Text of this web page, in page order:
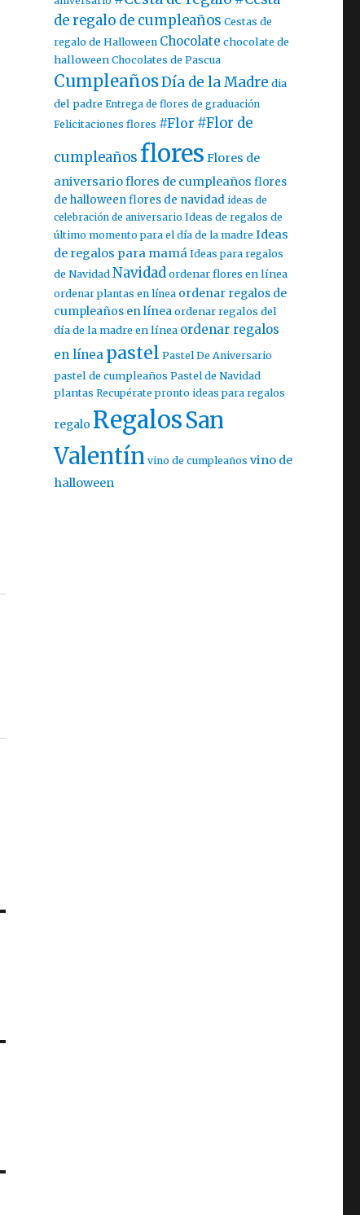
de regalo de cumpleaños Cestas de
regalo de Halloween Chocolate chocolate de
halloween Chocolates de Pascua
CumpleañosDía de la Madre dia
del padre Entrega de flores de graduación
Felicitaciones flores #Flor #Flor de
cumpleañosflores Flores de
aniversarioflores de cumpleaños flores
de halloweenflores de navidad ideas de
celebración de aniversario Ideas de regalos de
último momento para el día de la madre Ideas
de regalos para mamá Ideas para regalos
de Navidad Navidadordenar flores en línea
ordenar plantas en línea ordenar regalos de
cumpleaños en línea ordenar regalos del
día de la madre en línea ordenar regalos
en línea pastel Pastel De Aniversario
pastel de cumpleaños Pastel de Navidad
plantas Recupérate pronto ideas para regalos
regalo RegalosSan
Valentín vino de cumpleaños vino de
halloween